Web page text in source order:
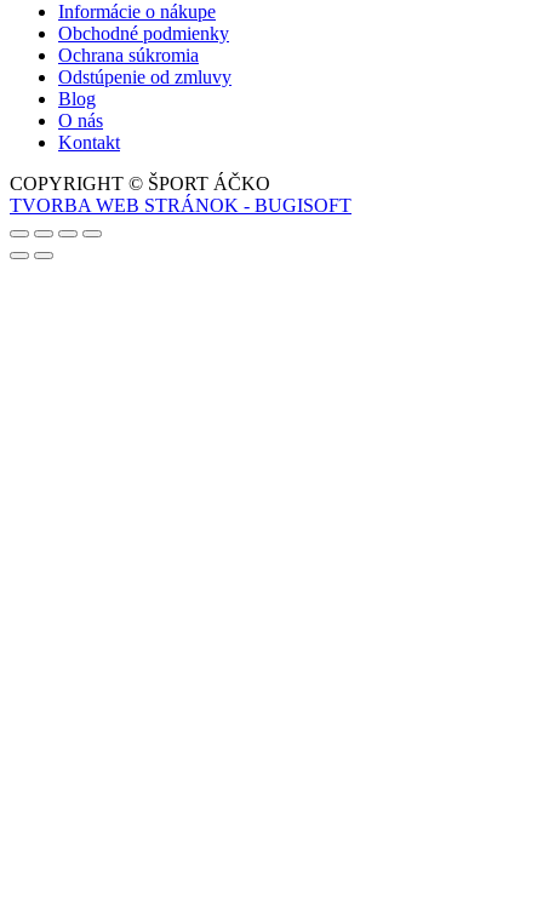
Informácie o nákupe
Obchodné podmienky
Ochrana súkromia
Odstúpenie od zmluvy
Blog
O nás
Kontakt
COPYRIGHT © ŠPORT ÁČKO
TVORBA WEB STRÁNOK - BUGISOFT